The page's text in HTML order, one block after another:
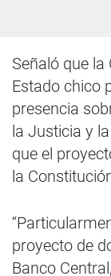
Señaló que la
Estado chico
presencia
la Justicia y
que el
la
proyecto de
Banco